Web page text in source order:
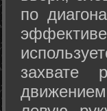
по
захвате